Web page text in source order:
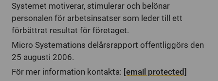
Systemet motiverar, stimulerar och belönar
personalen för arbetsinsatser som leder till ett
förbättrat resultat för företaget.
Micro Systemations delårsrapport offentliggörs den
25 augusti 2006.
För mer information kontakta: [email protected]